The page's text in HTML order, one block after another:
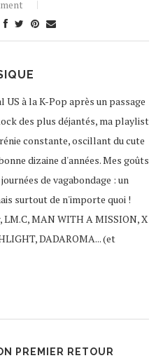
US à la K-Pop après un passage
des plus déjantés, ma playlist
constante, oscillant du cute
dizaine d'années. Mes goûts
de vagabondage : un
surtout de n'importe quoi !
MAN WITH A MISSION, X
DADAROMA... (et
PREMIER RETOUR